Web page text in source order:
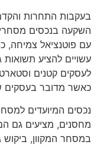
בעקבות התחרות
השקעה בנכסים
עם פוטנציאל צמיחה,
עשויים להציע
לעסקים קטנים
כאשר מדובר בעסקים
נכסים המיועדים
מחסנים, מציעים גם
במסחר המקוון, ביקוש